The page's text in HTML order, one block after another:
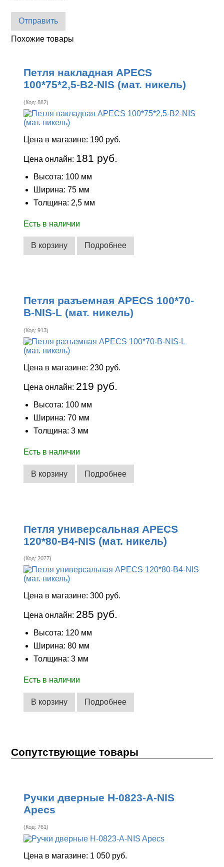
Отправить
Похожие товары
Петля накладная APECS
100*75*2,5-B2-NIS (мат. никель)
(Код:882)
Цена в магазине: 190 руб.
Цена онлайн: 181 руб.
Высота: 100 мм
Ширина: 75 мм
Толщина: 2,5 мм
Есть в наличии
В корзину Подробнее
Петля разъемная APECS 100*70-
B-NIS-L (мат. никель)
(Код:913)
Цена в магазине: 230 руб.
Цена онлайн: 219 руб.
Высота: 100 мм
Ширина: 70 мм
Толщина: 3 мм
Есть в наличии
В корзину Подробнее
Петля универсальная APECS
120*80-B4-NIS (мат. никель)
(Код:2077)
Цена в магазине:300 руб.
Цена онлайн: 285 руб.
Высота: 120 мм
Ширина: 80 мм
Толщина: 3 мм
Есть в наличии
В корзину Подробнее
Сопутствующие товары
Ручки дверные H-0823-A-NIS
Apecs
(Код:761)
Цена в магазине: 1 050 руб.